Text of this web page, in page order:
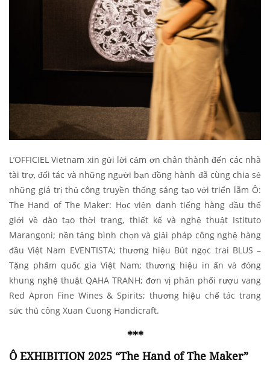
L’OFFICIEL Vietnam xin gửi lời cảm ơn chân thành đến các nhà
tài trợ, đối tác và những người bạn đồng hành đã cùng chia sẻ
những giá trị thủ công truyền thống sáng tạo với triển lãm Ô:
The Hand of The Maker: Học viện danh tiếng hàng đầu thế
giới về đào tạo thời trang, thiết kế và nghệ thuật Istituto
Marangoni; nền tảng bình chọn và giải pháp công nghệ hàng
đầu Việt Nam EVENTISTA; thương hiệu Bút ngọc trai BLUS –
Tặng phẩm quốc gia Việt Nam; thương hiệu in ấn và đóng
khung nghệ thuật QAHA TRANH; đơn vị phân phối rượu vang
Red Apron Fine Wines & Spirits; thương hiệu chế tác trang
sức thủ công Xuan Cuong Handicraft.
***
Ô EXHIBITION 2025 “The Hand of The Maker”